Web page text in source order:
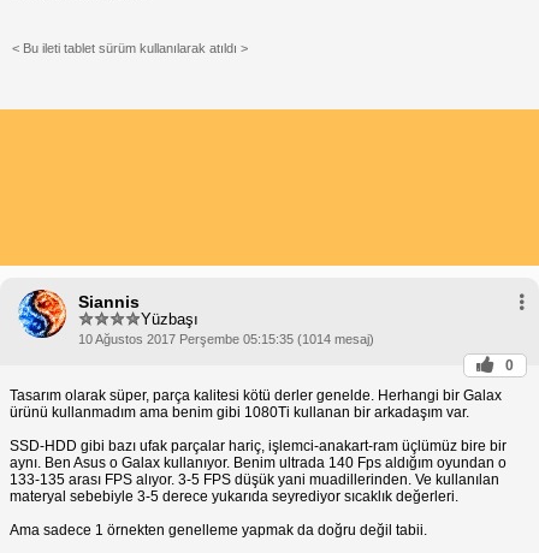
< Bu ileti tablet sürüm kullanılarak atıldı >
Siannis
Yüzbaşı
10 Ağustos 2017 Perşembe 05:15:35 (1014 mesaj)
0
Tasarım olarak süper, parça kalitesi kötü derler genelde. Herhangi bir Galax
ürünü kullanmadım ama benim gibi 1080Ti kullanan bir arkadaşım var.
SSD-HDD gibi bazı ufak parçalar hariç, işlemci-anakart-ram üçlümüz bire bir
aynı. Ben Asus o Galax kullanıyor. Benim ultrada 140 Fps aldığım oyundan o
133-135 arası FPS alıyor. 3-5 FPS düşük yani muadillerinden. Ve kullanılan
materyal sebebiyle 3-5 derece yukarıda seyrediyor sıcaklık değerleri.
Ama sadece 1 örnekten genelleme yapmak da doğru değil tabii.